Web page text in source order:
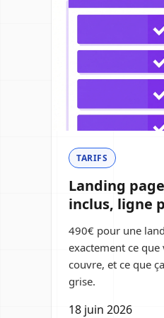
TARIFS
Landing
inclus, ligne
490€ pour une
exactement ce que
couvre, et ce que
grise.
18 juin 2026